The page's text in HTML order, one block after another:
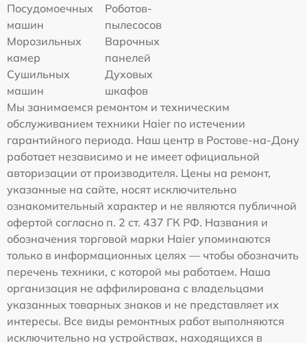
Посудомоечных
машин
Роботов-
пылесосов
Морозильных
камер
Варочных
панелей
Сушильных
машин
Духовых
шкафов
Мы занимаемся ремонтом и техническим
обслуживанием техники Haier по истечении
гарантийного периода. Наш центр в Ростове-на-Дону
работает независимо и не имеет официальной
авторизации от производителя. Цены на ремонт,
указанные на сайте, носят исключительно
ознакомительный характер и не являются публичной
офертой согласно п. 2 ст. 437 ГК РФ. Названия и
обозначения торговой марки Haier упоминаются
только в информационных целях — чтобы обозначить
перечень техники, с которой мы работаем. Наша
организация не аффилирована с владельцами
указанных товарных знаков и не представляет их
интересы. Все виды ремонтных работ выполняются
исключительно на устройствах, находящихся в